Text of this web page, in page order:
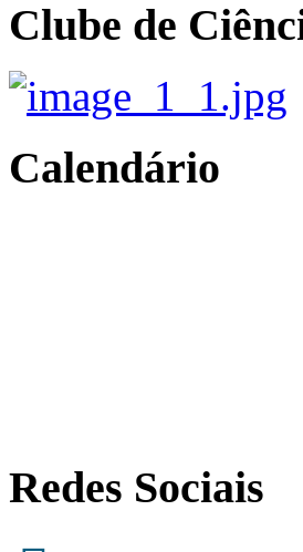
Clube de
Calendário
Redes Sociais